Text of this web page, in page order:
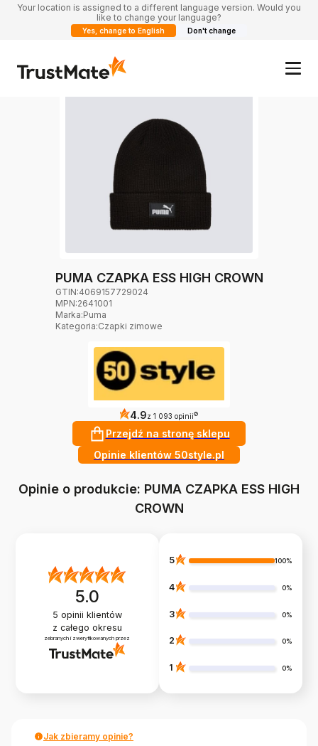
Your location is assigned to a different language version. Would you
like to change your language?
Yes, change to English Don't change
PUMA CZAPKA ESS HIGH CROWN
GTIN:4069157729024
MPN:2641001
Marka:Puma
Kategoria:Czapki zimowe
4.9z 1 093 opinii ?
Przejdź na stronę sklepu
Opinie klientów 50style.pl
Opinie o produkcie: PUMA CZAPKA ESS HIGH
CROWN
5.0
5 opinii klientów
z całego okresu
zebranych i zweryfikowanych przez
5 100%
4 0%
3 0%
2 0%
1 0%
Jak zbieramy opinie?